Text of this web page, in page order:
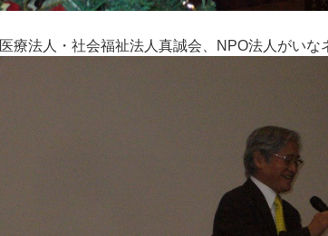
医療法人・社会福祉法人真誠会、NPO法人が